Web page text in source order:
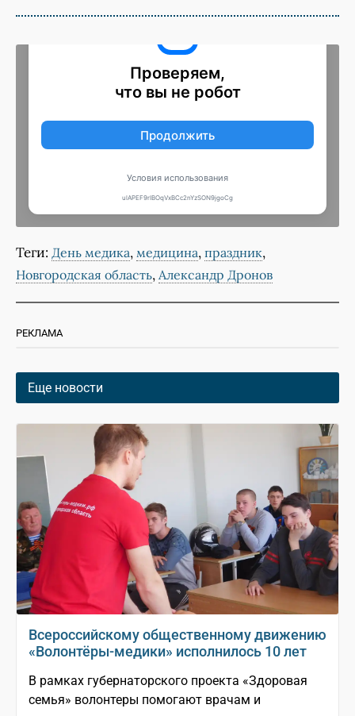
Теги: День медика, медицина, праздник,
Новгородская область, Александр Дронов
РЕКЛАМА
Еще новости
Всероссийскому общественному движению
«Волонтёры-медики» исполнилось 10 лет
В рамках губернаторского проекта «Здоровая
семья» волонтеры помогают врачам и